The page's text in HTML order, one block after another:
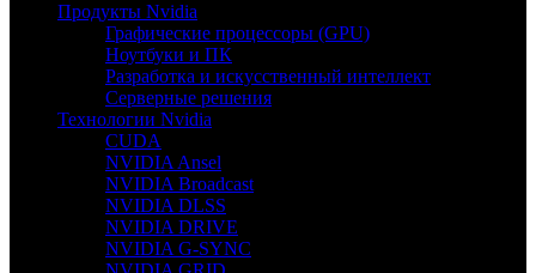
Продукты Nvidia
Графические процессоры (GPU)
Ноутбуки и ПК
Разработка и искусственный интеллект
Серверные решения
Технологии Nvidia
CUDA
NVIDIA Ansel
NVIDIA Broadcast
NVIDIA DLSS
NVIDIA DRIVE
NVIDIA G-SYNC